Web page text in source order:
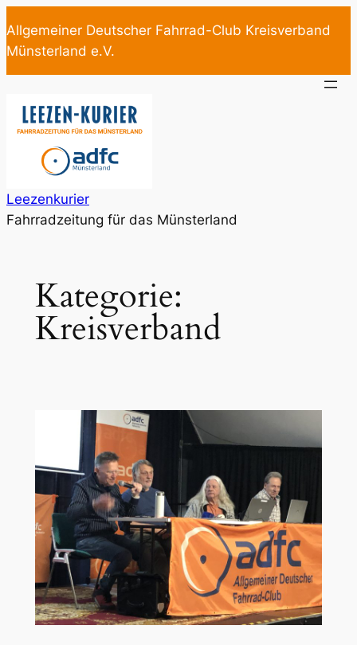
Inhalt
springen
Allgemeiner Deutscher Fahrrad-Club Kreisverband
Münsterland e.V.
Leezenkurier
Fahrradzeitung für das Münsterland
Kategorie:
Kreisverband